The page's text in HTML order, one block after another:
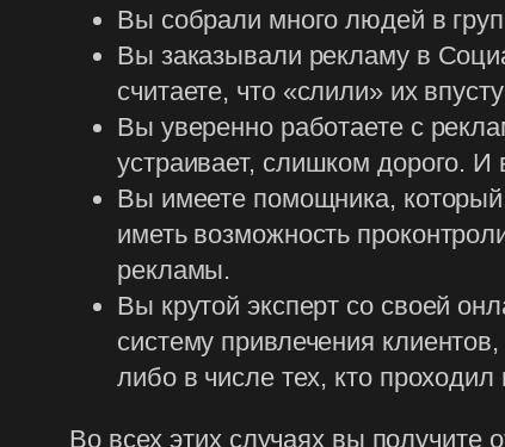
Вы собрали много людей в
Вы заказывали рекламу в
считаете, что «слили» их
Вы уверенно работаете с
устраивает, слишком дорого.
Вы имеете помощника, который
иметь возможность
рекламы.
Вы крутой эксперт со своей
систему привлечения
либо в числе тех, кто
Во всех этих случаях вы